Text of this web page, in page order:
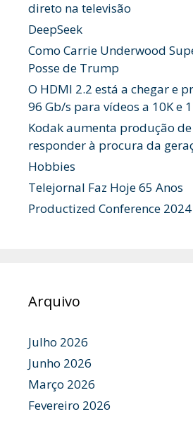
direto na televisão
DeepSeek
Como Carrie Underwood
Posse de Trump
O HDMI 2.2 está a chegar e
96 Gb/s para vídeos a 10K e
Kodak aumenta produção
responder à procura da
Hobbies
Telejornal Faz Hoje 65 Anos
Productized Conference 2024
Arquivo
Julho 2026
Junho 2026
Março 2026
Fevereiro 2026